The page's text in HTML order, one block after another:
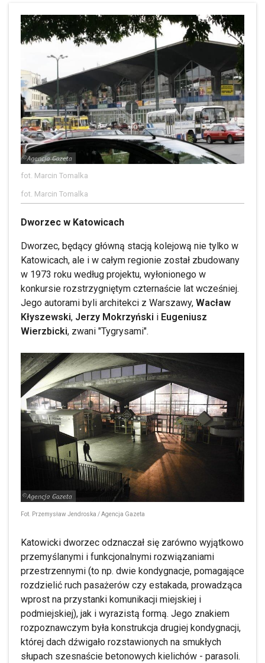
fot. Marcin Tomalka
fot. Marcin Tomalka
Dworzec w Katowicach
Dworzec, będący główną stacją kolejową nie tylko w
Katowicach, ale i w całym regionie został zbudowany
w 1973 roku według projektu, wyłonionego w
konkursie rozstrzygniętym czternaście lat wcześniej.
Jego autorami byli architekci z Warszawy, Wacław
Kłyszewski, Jerzy Mokrzyński i Eugeniusz
Wierzbicki, zwani "Tygrysami".
Fot. Przemysław Jendroska / Agencja Gazeta
Katowicki dworzec odznaczał się zarówno wyjątkowo
przemyślanymi i funkcjonalnymi rozwiązaniami
przestrzennymi (to np. dwie kondygnacje, pomagające
rozdzielić ruch pasażerów czy estakada, prowadząca
wprost na przystanki komunikacji miejskiej i
podmiejskiej), jak i wyrazistą formą. Jego znakiem
rozpoznawczym była konstrukcja drugiej kondygnacji,
której dach dźwigało rozstawionych na smukłych
słupach szesnaście betonowych kielichów - parasoli.